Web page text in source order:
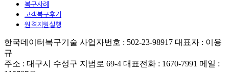
복구사례
고객복구후기
원격지원실행
한국데이터복구기술 사업자번호 : 502-23-98917 대표자 : 이용
규
주소 : 대구시 수성구 지범로 69-4 대표전화 : 1670-7991 메일 :